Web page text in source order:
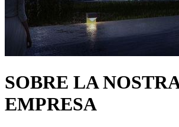
SOBRE LA
EMPRESA